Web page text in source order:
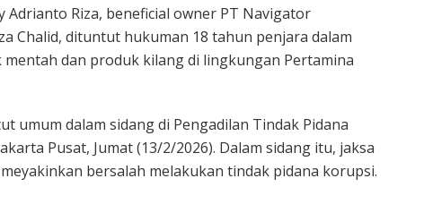
Adrianto Riza, beneficial owner PT Navigator
Chalid, dituntut hukuman 18 tahun penjara dalam
dan produk kilang di lingkungan Pertamina
umum dalam sidang di Pengadilan Tindak Pidana
Pusat, Jumat (13/2/2026). Dalam sidang itu, jaksa
bersalah melakukan tindak pidana korupsi.